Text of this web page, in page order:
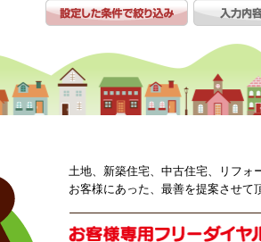
土地、新築住宅、中古住宅、リフォ
お客様にあった、最善を提案させて